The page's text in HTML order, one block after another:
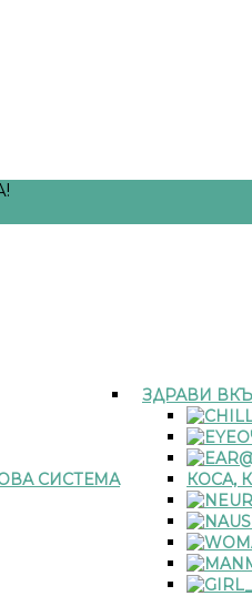
СИСТЕМА
ЗДРАВИ
КОСА,